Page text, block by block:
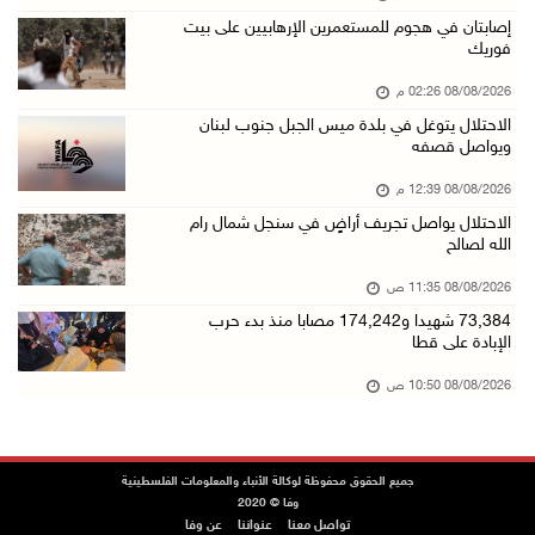
08/آب/2026 11:06 ص
73,384 شهيدا و174,242 مصابا منذ بدء حرب الإبا ...
08/آب/2026 10:50 ص
مستعمرون إرهابيون يهاجمون منزلا ويقتحمون مناط ...
08/آب/2026 10:18 ص
تقرير: خطاب الكراهية والتحريض يتصاعد في أوساط ...
الاحتلال ينصب حاجزا عسكريا في نعلين غرب رام ا ...
إصابتان في هجوم للمستعمرين الإرهابيين على بيت
فوريك
08/08/2026 02:26 م
الاحتلال يتوغل في بلدة ميس الجبل جنوب لبنان
ويواصل قصفه
08/08/2026 12:39 م
الاحتلال يواصل تجريف أراضٍ في سنجل شمال رام
الله لصالح
08/08/2026 11:35 ص
73,384 شهيدا و174,242 مصابا منذ بدء حرب
الإبادة على قطا
08/08/2026 10:50 ص
جميع الحقوق محفوظة لوكالة الأنباء والمعلومات الفلسطينية
وفا © 2020
تواصل معنا عنواننا عن وفا